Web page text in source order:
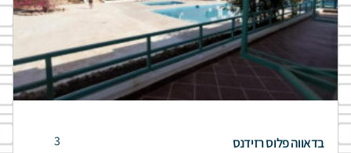
בדאווה פלוס רזידנס 3